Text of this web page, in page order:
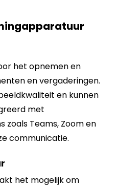
het opnemen en
en vergaderingen.
en kunnen
met
Teams, Zoom en
communicatie.
het mogelijk om